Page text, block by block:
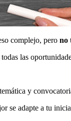
complejo, pero no
las
y
se adapte a tu